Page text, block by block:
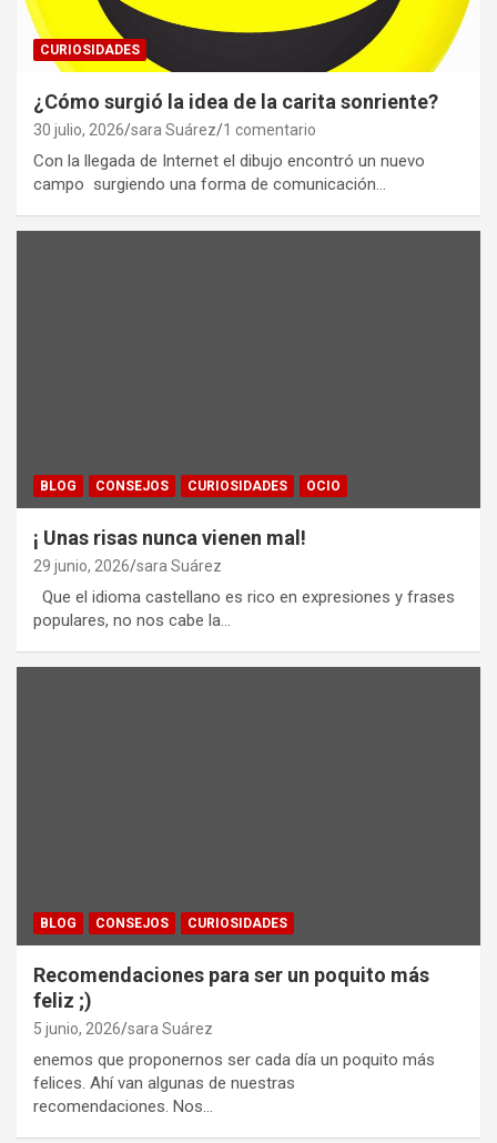
CURIOSIDADES
¿Cómo surgió la idea de la carita sonriente?
30 julio, 2026 sara Suárez 1 comentario
Con la llegada de Internet el dibujo encontró un nuevo
campo surgiendo una forma de comunicación…
BLOG CONSEJOS CURIOSIDADES OCIO
¡ Unas risas nunca vienen mal!
29 junio, 2026 sara Suárez
Que el idioma castellano es rico en expresiones y frases
populares, no nos cabe la…
BLOG CONSEJOS CURIOSIDADES
Recomendaciones para ser un poquito más
feliz ;)
5 junio, 2026 sara Suárez
enemos que proponernos ser cada día un poquito más
felices. Ahí van algunas de nuestras
recomendaciones. Nos…